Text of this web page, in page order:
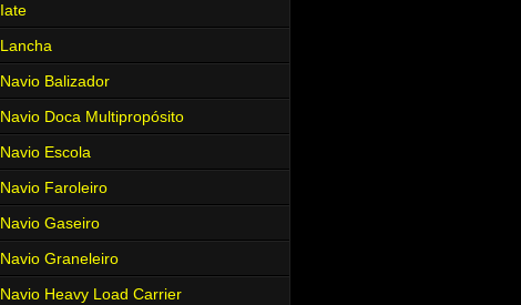
Iate
Lancha
Navio Balizador
Navio Doca Multipropósito
Navio Escola
Navio Faroleiro
Navio Gaseiro
Navio Graneleiro
Navio Heavy Load Carrier